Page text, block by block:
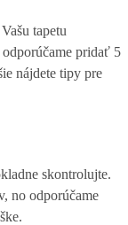
tapetu
pridať 5
nájdete tipy pre
skontrolujte.
no odporúčame